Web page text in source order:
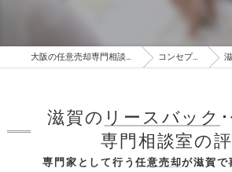
大阪の任意売却専門相談室 コンセプト
専門家として行う任意売却が滋賀で
滋賀のリースバック
専門相談室の